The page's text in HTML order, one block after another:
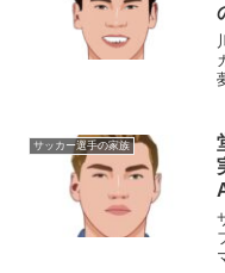
サッカー選手の家族